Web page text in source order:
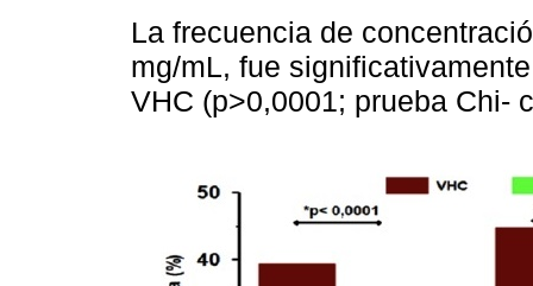
La frecuencia de
mg/mL, fue
VHC (p>0,0001; prueba Chi-